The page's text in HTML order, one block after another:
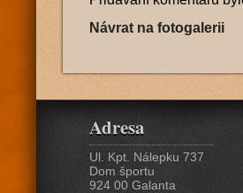
Návrat na fotogalerii
Adresa
Ul. Kpt. Nálepku 737
Dom športu
924 00 Galanta